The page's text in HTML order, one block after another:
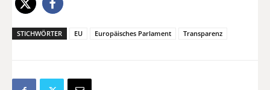
STICHWÖRTER EU Europäisches Parlament Transparenz